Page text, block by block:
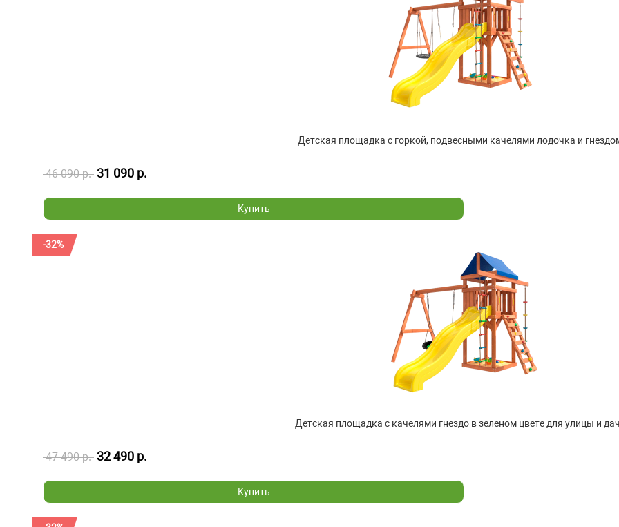
Детская площадка с горкой, подвесными качелями лодочка и
46 090 р. 31 090 р.
Купить
-32%
Детская площадка с качелями гнездо в зеленом цвете для улицы и
47 490 р. 32 490 р.
Купить